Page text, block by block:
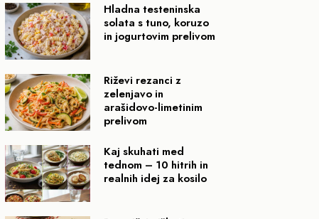
Hladna testeninska
solata s tuno, koruzo
in jogurtovim prelivom
Riževi rezanci z
zelenjavo in
arašidovo-limetinim
prelivom
Kaj skuhati med
tednom – 10 hitrih in
realnih idej za kosilo